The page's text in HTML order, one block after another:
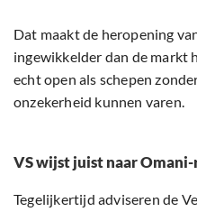
Dat maakt de heropening
ingewikkelder dan de markt
echt open als schepen
onzekerheid kunnen varen.
VS wijst juist naar
Tegelijkertijd adviseren de